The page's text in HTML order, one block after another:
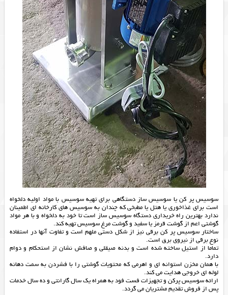
سوسیس پر کن یا سوسیس ساز دستگاهی برای تهیه سوسیس با مواد اولیه دلخواه
است برای غذاخوری یا هتل یا مطبخی که چندان به سوسیس های کارخانه ای اطمینان
ندارد بهترین راه خریداری دستگاه سوسیس ساز است تا خود به دلخواه و با هر مواد
گوشتی اعم از گوشت قرمز یا سفید و گوشت مرغ سوسیس تهیه کند.
ساختار سوسیس پر کن برقی نیز از شکل دستی ملهم است و تفاوت آنها در استفاده
نوع برقی از نیروی برق است.
تماما از استیل ساخته شده است و بدنه صیقلی و صافش نشان از استحکام و دوام
دارد.
با همان مخزن استوانه ای و اهرمی که محتویات گوشتی را با فشردن به سمت دهانه
لوله ای خروجی هدایت می کند.
ارائهسوسیس پرکنوتجهیزات فست فودبه همراه یک سال گارانتی و ده سال خدمات
پس از فروش تقدیم مشتریان می گردد.